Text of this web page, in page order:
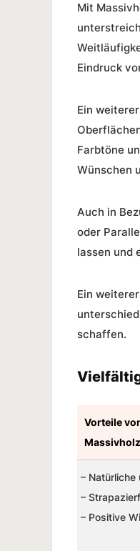
Mit
Eindruck
Ein
Farbtöne
Wünschen
Auch in
oder
lassen und
Ein
schaffen.
Vorteile
–
–
– Positive